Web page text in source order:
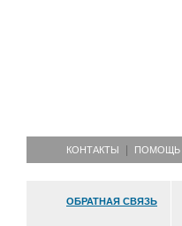
КОНТАКТЫ ПОМОЩЬ
ОБРАТНАЯ СВЯЗЬ